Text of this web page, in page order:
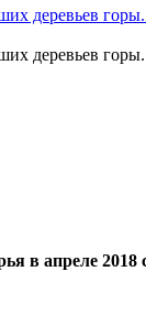
в апреле 2018